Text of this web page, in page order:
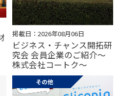
掲載日：2026年08月06日
ビジネス・チャンス開拓研
究会 会員企業のご紹介～
株式会社コートク～
その他